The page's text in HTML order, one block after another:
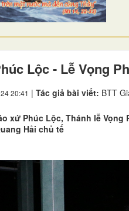
Lộc - Lễ Vọng
20:41 | Tác giả bài viết: BTT
xứ Phúc Lộc, Thánh lễ
Hải chủ tế